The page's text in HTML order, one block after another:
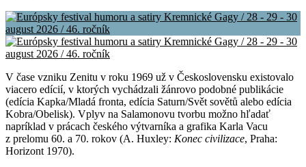
V čase vzniku Zenitu v roku 1969 už v Československu existovalo
viacero edícií, v ktorých vychádzali žánrovo podobné publikácie
(edícia Kapka/Mladá fronta, edícia Saturn/Svět sovětů alebo edícia
Kobra/Obelisk). Vplyv na Salamonovu tvorbu možno hľadať
napríklad v prácach českého výtvarníka a grafika Karla Vacu
z prelomu 60. a 70. rokov (A. Huxley: Konec civilizace, Praha:
Horizont 1970).